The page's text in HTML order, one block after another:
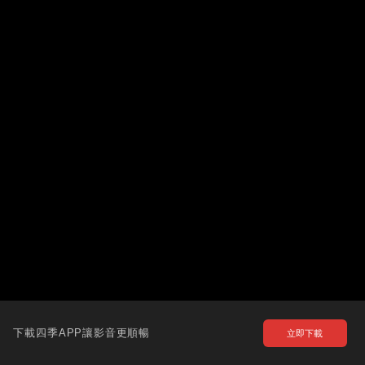
下載四季APP讓影音更順暢 立即下載